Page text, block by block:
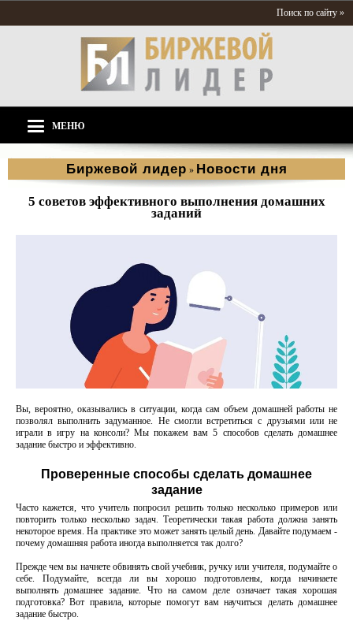
Поиск по сайту »
МЕНЮ
Биржевой лидер » Новости дня
5 советов эффективного выполнения домашних
заданий
Вы, вероятно, оказывались в ситуации, когда сам объем домашней работы не
позволял выполнить задуманное. Не смогли встретиться с друзьями или не
играли в игру на консоли? Мы покажем вам 5 способов сделать домашнее
задание быстро и эффективно.
Проверенные способы сделать домашнее
задание
Часто кажется, что учитель попросил решить только несколько примеров или
повторить только несколько задач. Теоретически такая работа должна занять
некоторое время. На практике это может занять целый день. Давайте подумаем -
почему домашняя работа иногда выполняется так долго?
Прежде чем вы начнете обвинять свой учебник, ручку или учителя, подумайте о
себе. Подумайте, всегда ли вы хорошо подготовлены, когда начинаете
выполнять домашнее задание. Что на самом деле означает такая хорошая
подготовка? Вот правила, которые помогут вам научиться делать домашнее
задание быстро.